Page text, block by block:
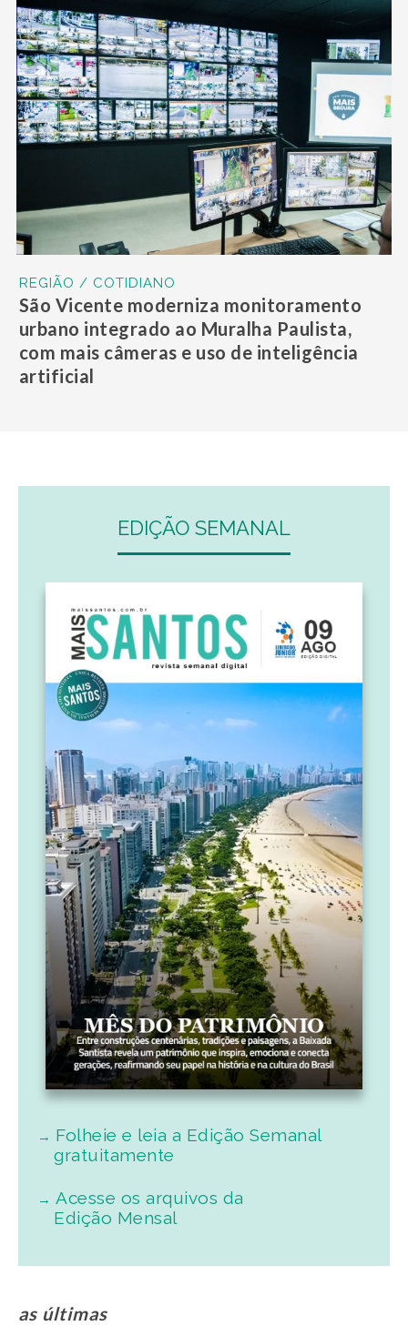
REGIÃO / COTIDIANO
São Vicente moderniza monitoramento
urbano integrado ao Muralha Paulista,
com mais câmeras e uso de inteligência
artificial
EDIÇÃO SEMANAL
Folheie e leia a Edição Semanal
gratuitamente
Acesse os arquivos da
Edição Mensal
as últimas